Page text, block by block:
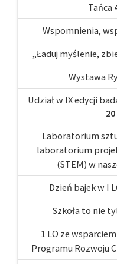
Tańca
Wspomnienia,
„Ładuj myślenie,
Wystawa
Udział w IX edycji
Laboratorium
laboratorium
(STEM) w
Dzień bajek w I
Szkoła to nie
1 LO ze
Programu Rozwoju